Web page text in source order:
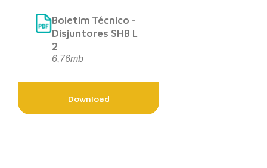
Boletim Técnico -
Disjuntores SHB L
2
6,76mb
Download